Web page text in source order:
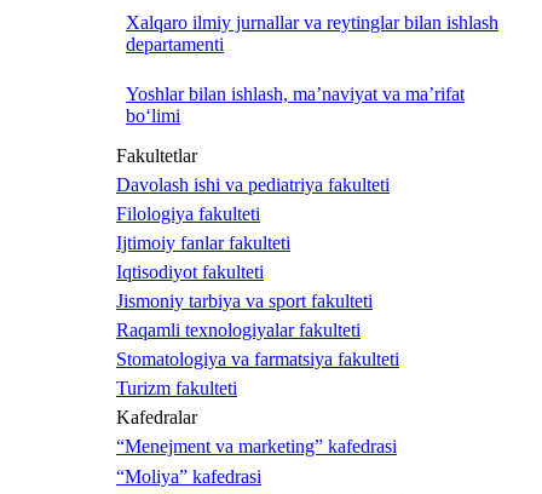
Xalqaro ilmiy jurnallar va reytinglar bilan ishlash
departamenti
Yoshlar bilan ishlash, ma’naviyat va ma’rifat
bo‘limi
Fakultetlar
Davolash ishi va pediatriya fakulteti
Filologiya fakulteti
Ijtimoiy fanlar fakulteti
Iqtisodiyot fakulteti
Jismoniy tarbiya va sport fakulteti
Raqamli texnologiyalar fakulteti
Stomatologiya va farmatsiya fakulteti
Turizm fakulteti
Kafedralar
“Menejment va marketing” kafedrasi
“Moliya” kafedrasi